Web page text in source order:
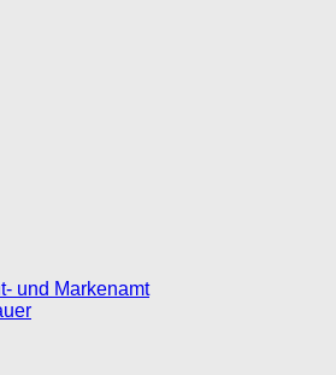
und Markenamt